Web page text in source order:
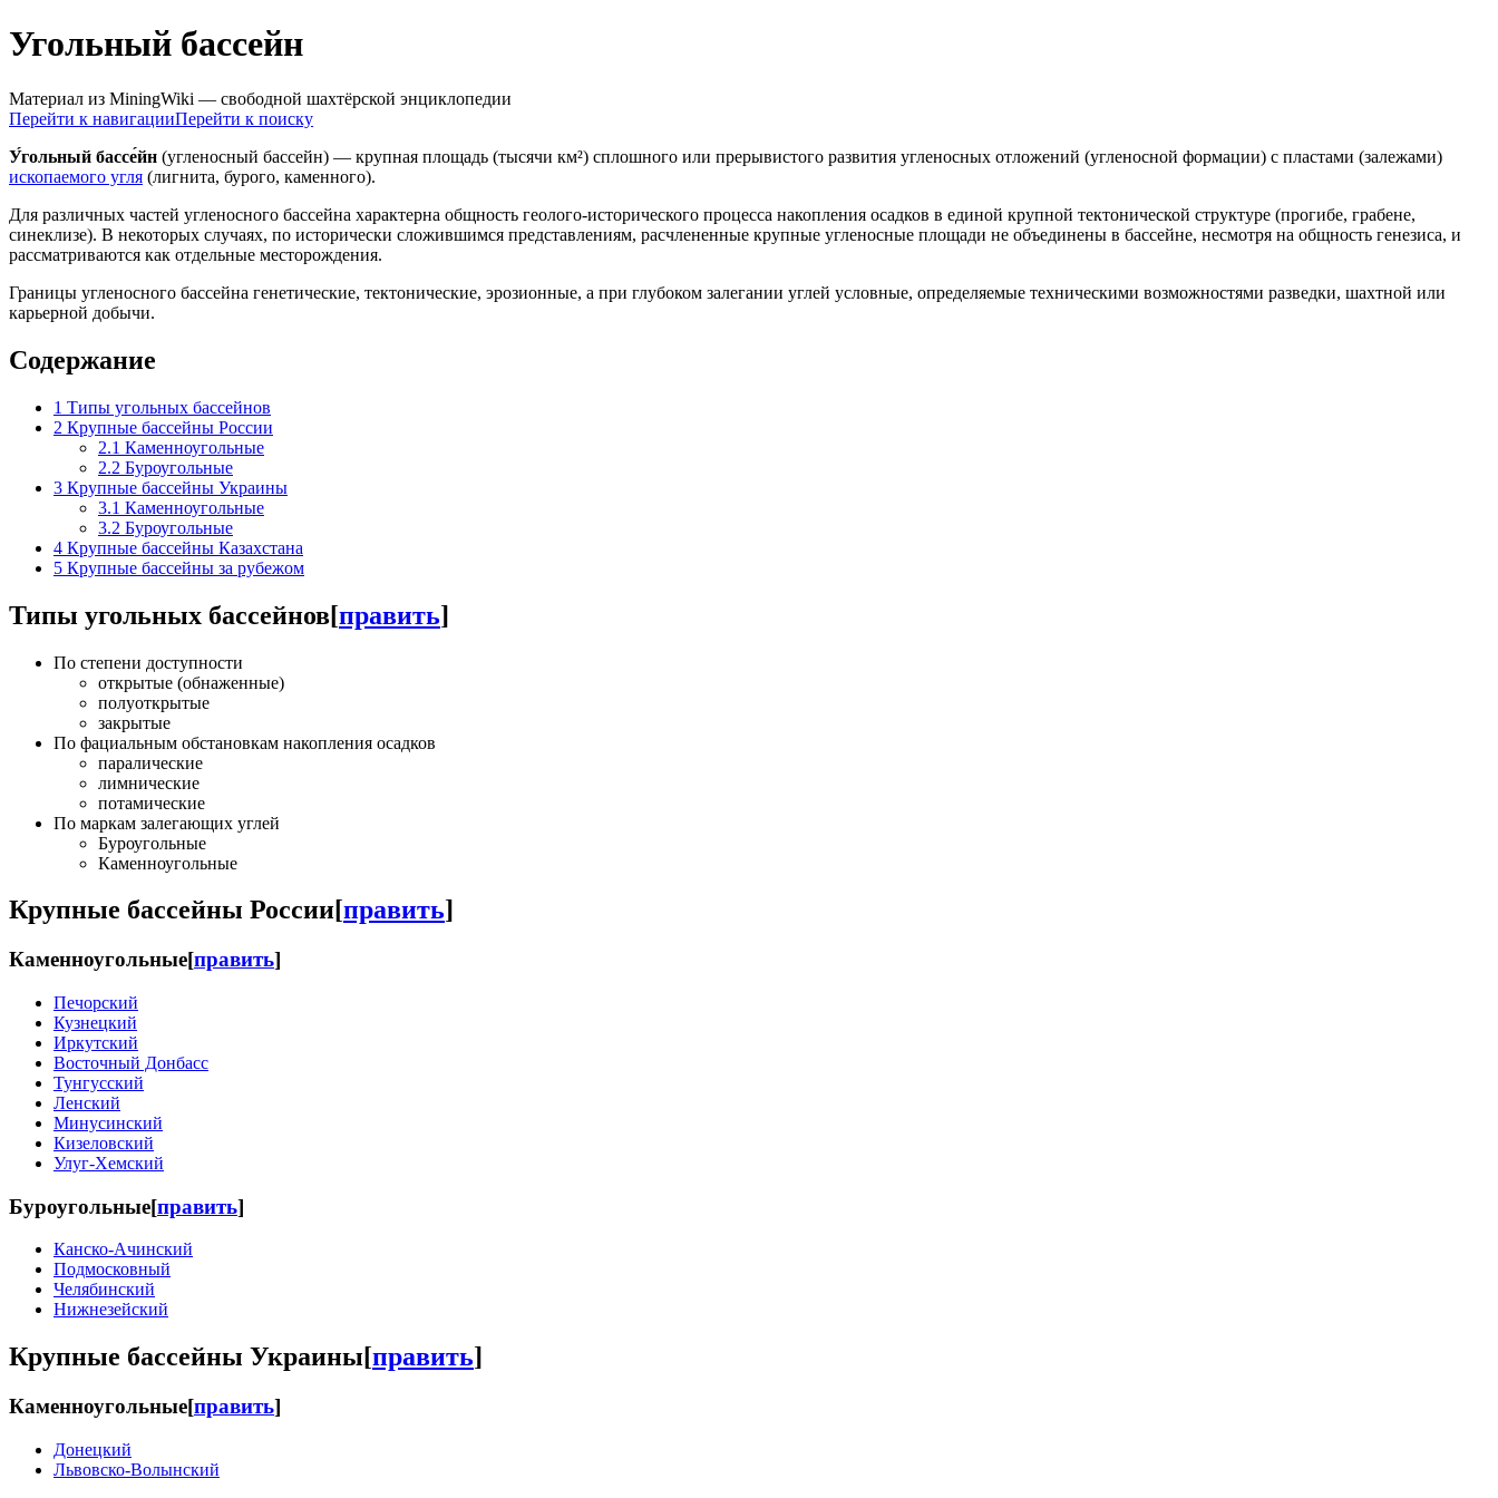
Угольный бассейн
Материал из MiningWiki — свободной шахтёрской энциклопедии
Перейти к навигацииПерейти к поиску
У́гольный бассе́йн (угленосный бассейн) — крупная площадь (тысячи км²) сплошного или прерывистого развития угленосных отложений (угленосной формации) с пластами (залежами)
ископаемого угля (лигнита, бурого, каменного).
Для различных частей угленосного бассейна характерна общность геолого-исторического процесса накопления осадков в единой крупной тектонической структуре (прогибе, грабене,
синеклизе). В некоторых случаях, по исторически сложившимся представлениям, расчлененные крупные угленосные площади не объединены в бассейне, несмотря на общность генезиса, и
рассматриваются как отдельные месторождения.
Границы угленосного бассейна генетические, тектонические, эрозионные, а при глубоком залегании углей условные, определяемые техническими возможностями разведки, шахтной или
карьерной добычи.
Содержание
1 Типы угольных бассейнов
2 Крупные бассейны России
2.1 Каменноугольные
2.2 Буроугольные
3 Крупные бассейны Украины
3.1 Каменноугольные
3.2 Буроугольные
4 Крупные бассейны Казахстана
5 Крупные бассейны за рубежом
Типы угольных бассейнов[править]
По степени доступности
открытые (обнаженные)
полуоткрытые
закрытые
По фациальным обстановкам накопления осадков
паралические
лимнические
потамические
По маркам залегающих углей
Буроугольные
Каменноугольные
Крупные бассейны России[править]
Каменноугольные[править]
Печорский
Кузнецкий
Иркутский
Восточный Донбасс
Тунгусский
Ленский
Минусинский
Кизеловский
Улуг-Хемский
Буроугольные[править]
Канско-Ачинский
Подмосковный
Челябинский
Нижнезейский
Крупные бассейны Украины[править]
Каменноугольные[править]
Донецкий
Львовско-Волынский